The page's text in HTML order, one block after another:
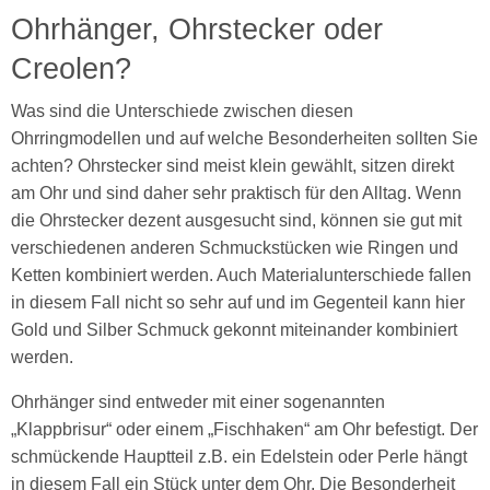
Ohrhänger, Ohrstecker oder
Creolen?
Was sind die Unterschiede zwischen diesen
Ohrringmodellen und auf welche Besonderheiten sollten Sie
achten? Ohrstecker sind meist klein gewählt, sitzen direkt
am Ohr und sind daher sehr praktisch für den Alltag. Wenn
die Ohrstecker dezent ausgesucht sind, können sie gut mit
verschiedenen anderen Schmuckstücken wie Ringen und
Ketten kombiniert werden. Auch Materialunterschiede fallen
in diesem Fall nicht so sehr auf und im Gegenteil kann hier
Gold und Silber Schmuck gekonnt miteinander kombiniert
werden.
Ohrhänger sind entweder mit einer sogenannten
„Klappbrisur“ oder einem „Fischhaken“ am Ohr befestigt. Der
schmückende Hauptteil z.B. ein Edelstein oder Perle hängt
in diesem Fall ein Stück unter dem Ohr. Die Besonderheit